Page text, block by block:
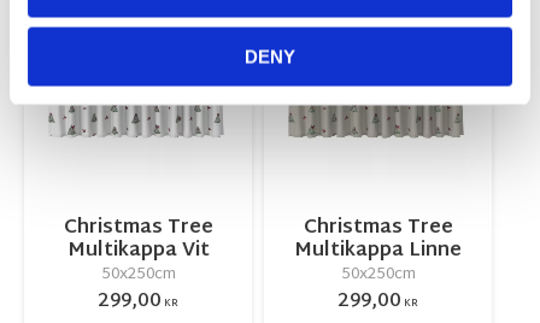
DENY
Christmas Tree
Multikappa Vit
50x250cm
299,00 KR
NYHET
Lägg till i favoriter
Christmas Tree
Multikappa Linne
50x250cm
299,00 KR
NYHET
Lägg